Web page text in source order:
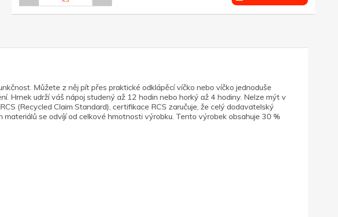
Můžete z něj pít přes praktické odklápěcí víčko nebo víčko jednoduše
Hrnek udrží váš nápoj studený až 12 hodin nebo horký až 4 hodiny. Nelze mýt v
(Recycled Claim Standard), certifikace RCS zaručuje, že celý dodavatelský
se odvíjí od celkové hmotnosti výrobku. Tento výrobek obsahuje 30 %